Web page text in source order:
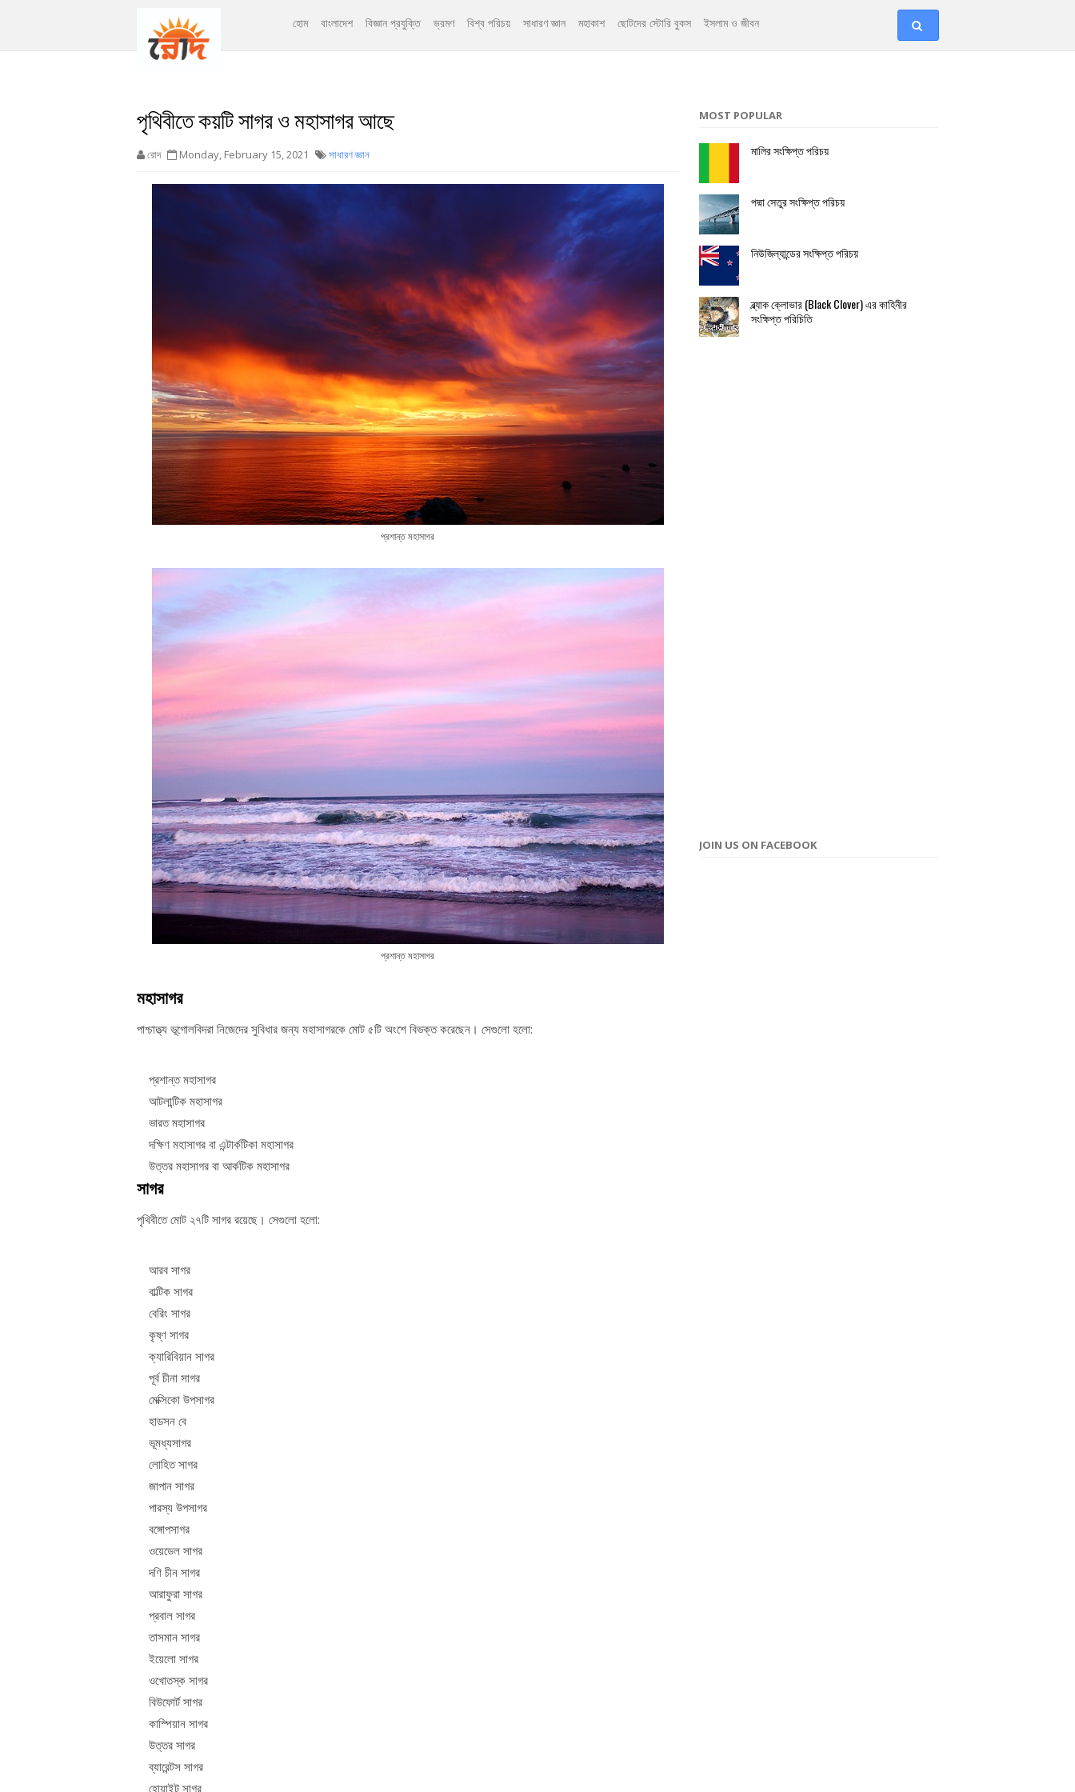
হোম বাংলাদেশ বিজ্ঞান প্রযুক্তি ভ্রমণ বিশ্ব পরিচয় সাধারণ জ্ঞান মহাকাশ ছোটদের স্টোরি বুকস ইসলাম ও জীবন
পৃথিবীতে কয়টি সাগর ও মহাসাগর আছে
রোদ Monday, February 15, 2021 সাধারণ জ্ঞান
প্রশান্ত মহাসাগর
প্রশান্ত মহাসাগর
মহাসাগর
পাশ্চাত্ত্য ভূগোলবিদরা নিজেদের সুবিধার জন্য মহাসাগরকে মোট ৫টি অংশে বিভক্ত করেছেন। সেগুলো হলো:
প্রশান্ত মহাসাগর
আটলান্টিক মহাসাগর
ভারত মহাসাগর
দক্ষিণ মহাসাগর বা এন্টার্কটিকা মহাসাগর
উত্তর মহাসাগর বা আর্কটিক মহাসাগর
সাগর
পৃথিবীতে মোট ২৭টি সাগর রয়েছে। সেগুলো হলো:
আরব সাগর
বাল্টিক সাগর
বেরিং সাগর
কৃষ্ণ সাগর
ক্যারিবিয়ান সাগর
পূর্ব চীনা সাগর
মেক্সিকো উপসাগর
হাডসন বে
ভূমধ্যসাগর
লোহিত সাগর
জাপান সাগর
পারস্য উপসাগর
বঙ্গোপসাগর
ওয়েডেল সাগর
দণি চীন সাগর
আরাফুরা সাগর
প্রবাল সাগর
তাসমান সাগর
ইয়েলো সাগর
ওখোতস্ক সাগর
বিউফোর্ট সাগর
কাস্পিয়ান সাগর
উত্তর সাগর
ব্যারেন্টস সাগর
হোয়াইট সাগর
MOST POPULAR
মালির সংক্ষিপ্ত পরিচয়
পদ্মা সেতুর সংক্ষিপ্ত পরিচয়
নিউজিল্যান্ডের সংক্ষিপ্ত পরিচয়
ব্ল্যাক ক্লোভার (Black Clover) এর কাহিনীর
সংক্ষিপ্ত পরিচিতি
JOIN US ON FACEBOOK